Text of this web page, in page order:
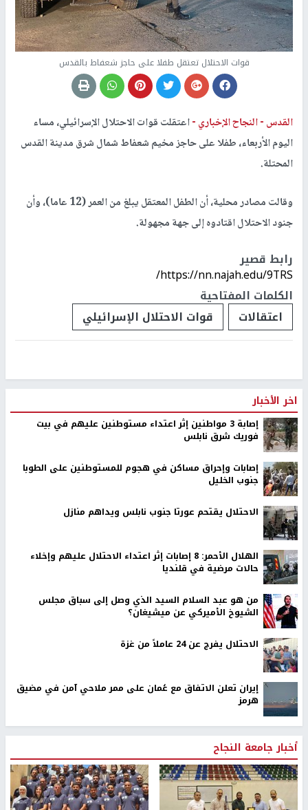
قوات الاحتلال تعتقل طفلا على حاجز شعفاط بالقدس
القدس -النجاح الإخباري -اعتقلت قوات الاحتلال الإسرائيلي، مساء
اليوم الأربعاء، طفلا على حاجز مخيم شعفاط شمال شرق مدينة القدس
المحتلة.
وقالت مصادر محلية، أن الطفل المعتقل يبلغ من العمر (12 عاما)، وأن
جنود الاحتلال اقتادوه إلى جهة مجهولة.
رابط قصير
https://nn.najah.edu/9TRS/
الكلمات المفتاحية
اعتقالات
قوات الاحتلال الإسرائيلي
اخر الأخبار
إصابة 3 مواطنين إثر اعتداء مستوطنين عليهم في بيت
فوريك شرق نابلس
إصابات وإحراق مساكن في هجوم للمستوطنين على الطوبا
جنوب الخليل
الاحتلال يقتحم عورتا جنوب نابلس ويداهم منازل
الهلال الأحمر: 8 إصابات إثر اعتداء الاحتلال عليهم وإخلاء
حالات مرضية في قلنديا
من هو عبد السلام السيد الذي وصل إلى سباق مجلس
الشيوخ الأميركي عن ميشيغان؟
الاحتلال يفرج عن 24 عاملاً من غزة
إيران تعلن الاتفاق مع عُمان على ممر ملاحي آمن في مضيق
هرمز
أخبار جامعة النجاح